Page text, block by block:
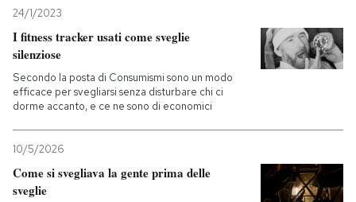
PODCAST
NEWSLETTER
I MIEI PREFERITI
24/1/2023
I fitness tracker usati come sveglie
silenziose
Secondo la posta di Consumismi sono un modo
efficace per svegliarsi senza disturbare chi ci
dorme accanto, e ce ne sono di economici
10/5/2026
Come si svegliava la gente prima delle
sveglie